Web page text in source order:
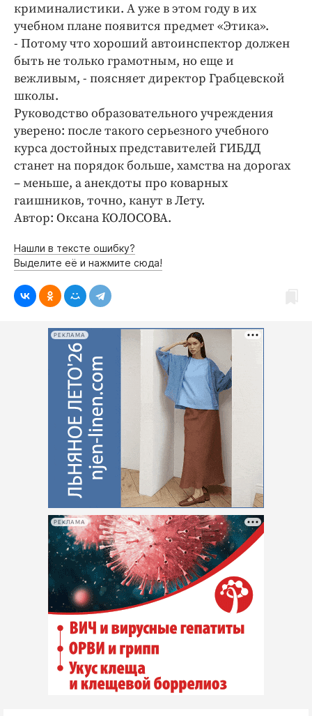
криминалистики. А уже в этом году в их
учебном плане появится предмет «Этика».
- Потому что хороший автоинспектор должен
быть не только грамотным, но еще и
вежливым, - поясняет директор Грабцевской
школы.
Руководство образовательного учреждения
уверено: после такого серьезного учебного
курса достойных представителей ГИБДД
станет на порядок больше, хамства на дорогах
– меньше, а анекдоты про коварных
гаишников, точно, канут в Лету.
Автор: Оксана КОЛОСОВА.
Нашли в тексте ошибку?
Выделите её и нажмите сюда!
РЕКЛАМА
РЕКЛАМА